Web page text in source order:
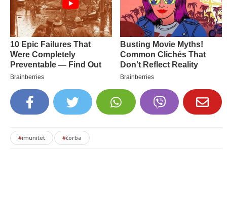
#imunitet #čorba